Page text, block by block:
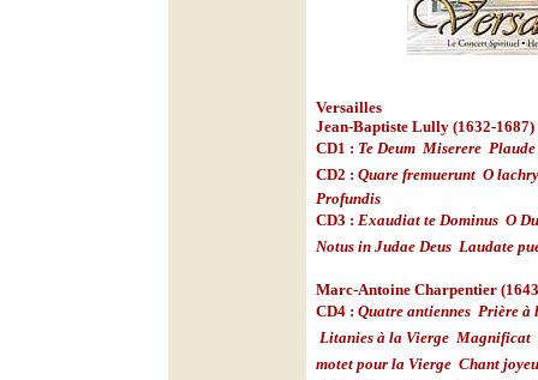
Versailles
Jean-Baptiste Lully (1632-1687)
CD1 : Te Deum Miserere
CD2 : Quare fremuerunt O
Profundis
CD3 : Exaudiat te Dominus O
Notus in Judae Deus Laudate
Marc-Antoine Charpentier
CD4 : Quatre antiennes Prière à
Litanies à la Vierge Magnificat
motet pour la Vierge Chant